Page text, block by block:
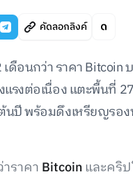
คัดลอกลิงค์
เดือนกว่า ราคา Bitcoin
แรงต่อเนื่อง แตะพื้นที่
นปี พร้อมดึงเหรียญรอ
ราคา Bitcoinและคริ